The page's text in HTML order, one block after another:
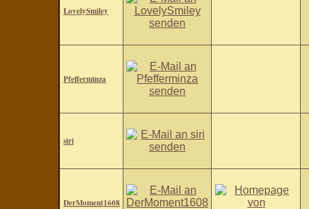
LovelySmiley
Pfefferminza
siri
DerMoment1608